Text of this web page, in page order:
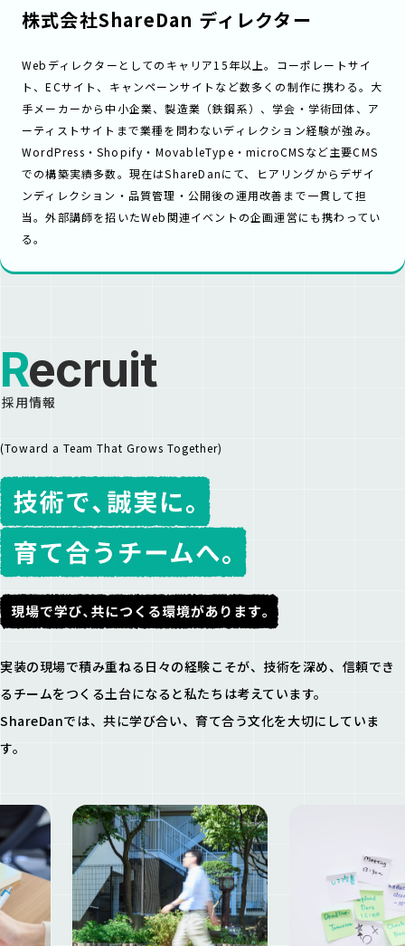
株式会社ShareDan ディレクター
Webディレクターとしてのキャリア15年以上。コーポレートサイ
ト、ECサイト、キャンペーンサイトなど数多くの制作に携わる。大
手メーカーから中小企業、製造業（鉄鋼系）、学会・学術団体、ア
ーティストサイトまで業種を問わないディレクション経験が強み。
WordPress・Shopify・MovableType・microCMSなど主要CMS
での構築実績多数。現在はShareDanにて、ヒアリングからデザイ
ンディレクション・品質管理・公開後の運用改善まで一貫して担
当。外部講師を招いたWeb関連イベントの企画運営にも携わってい
る。
Recruit
採用情報
(Toward a Team That Grows Together)
実装の現場で積み重ねる日々の経験こそが、技術を深め、 信頼でき
るチームをつくる土台になると私たちは考えています。
ShareDanでは、共に学び合い、育て合う文化を大切にしていま
す。